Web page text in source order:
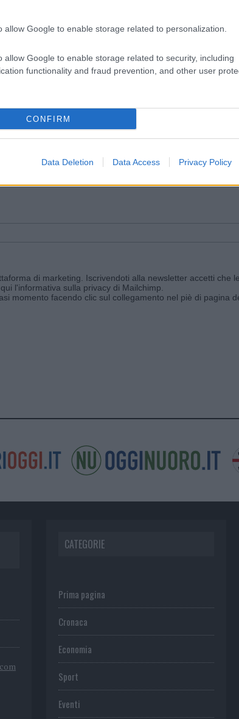
allow Google to enable storage related to personalization.
allow Google to enable storage related to security, including
functionality and fraud prevention, and other user
CONFIRM
Data Deletion Data Access Privacy Policy
Invia un Comunicato Stampa|Pubblicità|
e ricevi le nostre email periodiche contenenti le ultime
di marketing. Iscrivendoti alla newsletter accetti che
l'informativa sulla privacy di Mailchimp
momento facendo clic sul collegamento nel piè di pagina
CATEGORIE
Prima pagina
Cronaca
Economia
Sport
Eventi